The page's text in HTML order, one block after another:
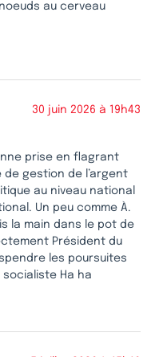
au cerveau
30 juin 2026 à 19h43
prise en flagrant
gestion de l’argent
au niveau national
Un peu comme À.
la main dans le pot de
Président du
les poursuites
Ha ha